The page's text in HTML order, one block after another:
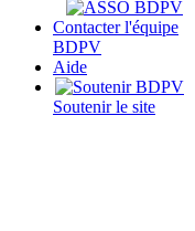
Contacter l'équipe
BDPV
Aide
Soutenir le site